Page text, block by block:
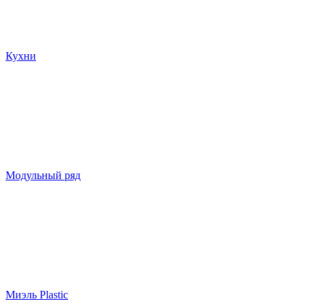
Кухни
Модульный ряд
Миэль Plastic